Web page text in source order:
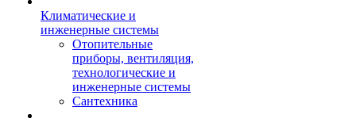
Климатические и
инженерные системы
Отопительные
приборы, вентиляция,
технологические и
инженерные системы
Сантехника